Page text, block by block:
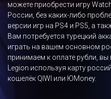
можете приобрести игру
России, без каких-либо
версии игр на PS4 и PS5, а
Вам потребуется турецкий
играть на вашем основном
принимаем к оплате рубли,
Legion используя карту
кошелёк QIWI или ЮMoney.